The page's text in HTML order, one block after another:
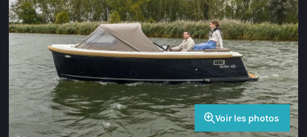
Voir les photos